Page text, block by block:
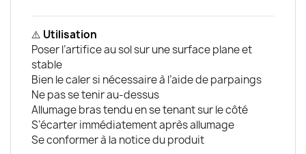
⚠️ Utilisation
Poser l’artifice au sol sur une surface plane et
stable
Bien le caler si nécessaire à l’aide de parpaings
Ne pas se tenir au-dessus
Allumage bras tendu en se tenant sur le côté
S’écarter immédiatement après allumage
Se conformer à la notice du produit